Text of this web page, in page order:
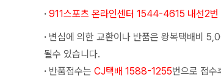
· 911스포츠 온라인센터 1544-4615 내선2번
· 변심에 의한 교환이나 반품은 왕복택배비
될수 있습니다.
· 반품접수는 CJ택배 1588-1255번으로 접수